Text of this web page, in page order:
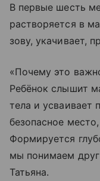
В первые шесть
растворяется в
зову, укачивает,
«Почему это
Ребёнок слышит
тела и
безопасное
Формируется
мы понимаем друг
Татьяна.